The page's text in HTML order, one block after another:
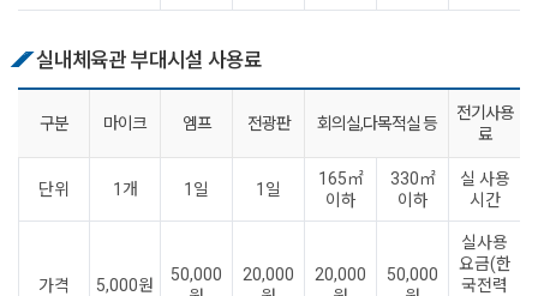
실내체육관 부대시설 사용료
구분 마이크 엠프 전광판 회의실,다목적실 등
전기사용
료
단위 1개 1일 1일
165㎡
이하
330㎡
이하
실 사용
시간
가격 5,000원
50,000
20,000
20,000
50,000
실사용
요금(한
국전력